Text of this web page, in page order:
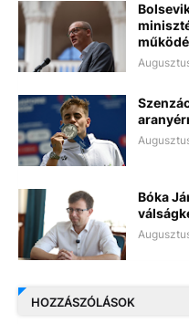
Bóka
HOZZÁSZÓLÁSOK